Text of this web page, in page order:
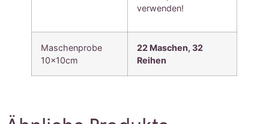
verwenden!
Maschenprobe
10x10cm
22 Maschen, 32
Reihen